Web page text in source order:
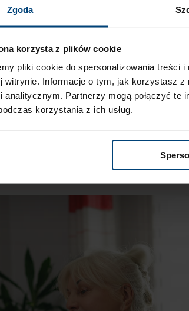
Zgoda
korzysta z plików cookie
pliki cookie do spersonalizowania treści
witrynie. Informacje o tym, jak korzystasz
analitycznym. Partnerzy mogą połączyć
korzystania z ich usług.